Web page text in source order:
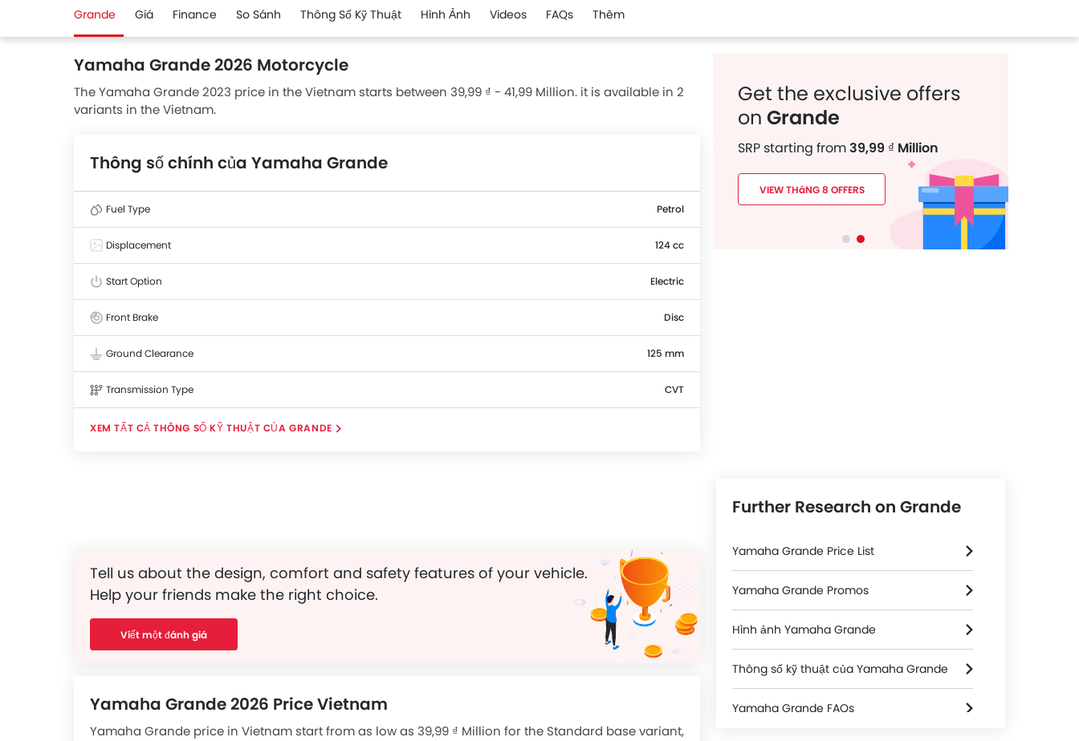
Grande Giá Finance So Sánh Thông Số Kỹ Thuật Hình Ảnh Videos FAQs Thêm
Yamaha Grande 2026 Motorcycle
The Yamaha Grande 2023 price in the Vietnam starts between 39,99 ₫ - 41,99 Million. it is available in 2
variants in the Vietnam.
Thông số chính của Yamaha Grande
Fuel Type Petrol
Displacement 124 cc
Start Option Electric
Front Brake Disc
Ground Clearance 125 mm
Transmission Type CVT
THÔNG SỐ KỸ THUẬT CỦA GRANDE
Tell us about the design, comfort and safety features of your vehicle.
Help your friends make the right choice.
Viết một đánh giá
Yamaha Grande 2026 Price Vietnam
Yamaha Grande price in Vietnam start from as low as 39,99 ₫ Million for the Standard base variant,
Get the exclusive offers
on Grande
SRP starting from39,99 ₫ Million
VIEW THáNG 8 OFFERS
Further Research on Grande
Yamaha Grande Price List
Yamaha Grande Promos
Hình ảnh Yamaha Grande
Thông số kỹ thuật của Yamaha Grande
Yamaha Grande FAQs